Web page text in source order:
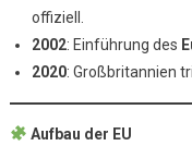
offiziell.
2002: Einführung des
2020: Großbritannien
Aufbau der EU